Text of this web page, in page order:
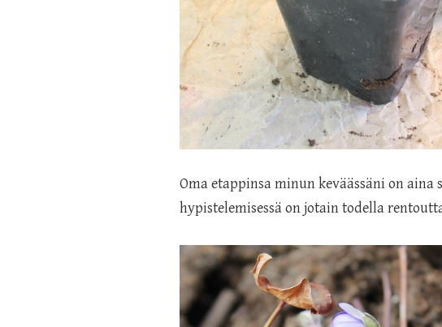
Oma etappinsa minun keväässäni on
hypistelemisessä on jotain todella